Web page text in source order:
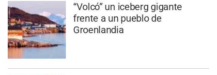
“Volcó” un iceberg gigante
frente a un pueblo de
Groenlandia